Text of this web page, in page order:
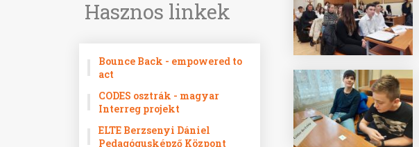
Hasznos linkek
Bounce Back - empowered to
act
CODES osztrák - magyar
Interreg projekt
ELTE Berzsenyi Dániel
Pedagógusképző Központ